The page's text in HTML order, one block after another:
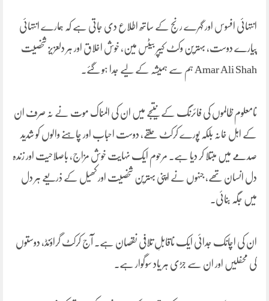
انتہائی افسوس اور گہرے رنج کے ساتھ اطلاع دی جاتی ہے کہ ہمارے انتہائی
پیارے دوست، بہترین وکٹ کیپر بیٹس مین، خوش اخلاق اور ہر دلعزیز شخصیت
Amar Ali Shah ہم سے ہمیشہ کے لیے جدا ہو گئے۔
نامعلوم ظالموں کی فائرنگ کے نتیجے میں ان کی المناک موت نے نہ صرف ان
کے اہل خانہ بلکہ پورے کرکٹ حلقے، دوست احباب اور چاہنے والوں کو شدید
صدمے میں مبتلا کر دیا ہے۔ مرحوم ایک نہایت خوش مزاج، باصلاحیت اور زندہ
دل انسان تھے، جنہوں نے اپنی بہترین شخصیت اور کھیل کے ذریعے ہر دل
میں جگہ بنائی۔
ان کی اچانک جدائی ایک ناقابلِ تلافی نقصان ہے۔ آج کرکٹ گراؤنڈ، دوستوں
کی محفلیں اور ان سے جڑی ہر یاد سوگوار ہے۔